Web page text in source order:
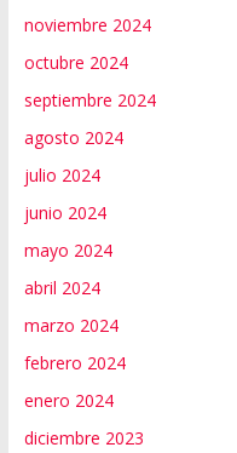
noviembre 2024
octubre 2024
septiembre 2024
agosto 2024
julio 2024
junio 2024
mayo 2024
abril 2024
marzo 2024
febrero 2024
enero 2024
diciembre 2023